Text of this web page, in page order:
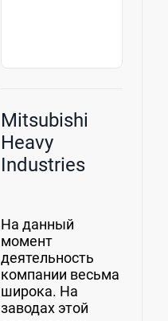
Mitsubishi
Heavy
Industries
На данный
момент
деятельность
компании весьма
широка. На
заводах этой